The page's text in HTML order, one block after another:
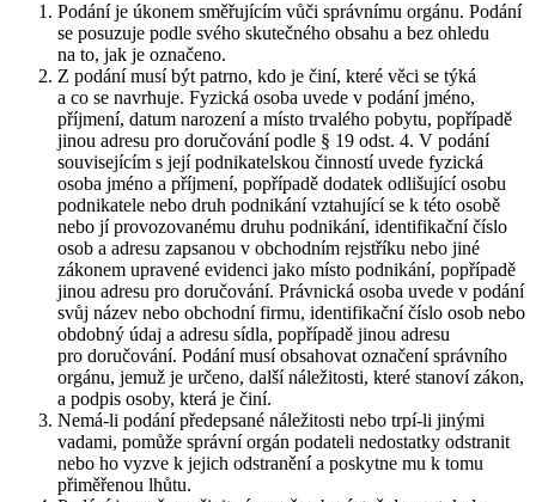
Podání je úkonem směřujícím vůči správnímu orgánu. Podání
se posuzuje podle svého skutečného obsahu a bez ohledu
na to, jak je označeno.
Z podání musí být patrno, kdo je činí, které věci se týká
a co se navrhuje. Fyzická osoba uvede v podání jméno,
příjmení, datum narození a místo trvalého pobytu, popřípadě
jinou adresu pro doručování podle § 19 odst. 4. V podání
souvisejícím s její podnikatelskou činností uvede fyzická
osoba jméno a příjmení, popřípadě dodatek odlišující osobu
podnikatele nebo druh podnikání vztahující se k této osobě
nebo jí provozovanému druhu podnikání, identifikační číslo
osob a adresu zapsanou v obchodním rejstříku nebo jiné
zákonem upravené evidenci jako místo podnikání, popřípadě
jinou adresu pro doručování. Právnická osoba uvede v podání
svůj název nebo obchodní firmu, identifikační číslo osob nebo
obdobný údaj a adresu sídla, popřípadě jinou adresu
pro doručování. Podání musí obsahovat označení správního
orgánu, jemuž je určeno, další náležitosti, které stanoví zákon,
a podpis osoby, která je činí.
Nemá-li podání předepsané náležitosti nebo trpí-li jinými
vadami, pomůže správní orgán podateli nedostatky odstranit
nebo ho vyzve k jejich odstranění a poskytne mu k tomu
přiměřenou lhůtu.